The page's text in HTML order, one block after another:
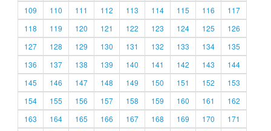
109
110 111 112 113 114 115 116
117
118
119 120 121 122 123 124 125
126
127
128 129 130 131 132 133 134
135
136
137 138 139 140 141 142 143
144
145
146 147 148 149 150 151 152
153
154
155 156 157 158 159 160 161
162
163
164 165 166 167 168 169 170
171